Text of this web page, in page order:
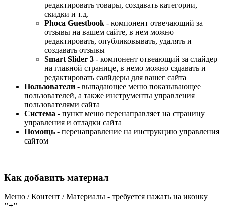
редактировать товары, создавать категории,
скидки и т.д.
Phoca Guestbook - компонент отвечающий за
отзывы на вашем сайте, в нем можно
редактировать, опубликовывать, удалять и
создавать отзывы
Smart Slider 3 - компонент отвеающий за слайдер
на главной странице, в немо можно сздавать и
редактировать салйдеры для вашег сайта
Пользователи - выпадающее меню показывающее
пользователей, а также инструменты управления
пользователями сайта
Система - пункт меню перенаправляет на страницу
управления и отладки сайта
Помощь - перенаправление на инструкцию управления
сайтом
Как добавить материал
Меню / Контент / Материалы - требуется нажать на иконку
"+"